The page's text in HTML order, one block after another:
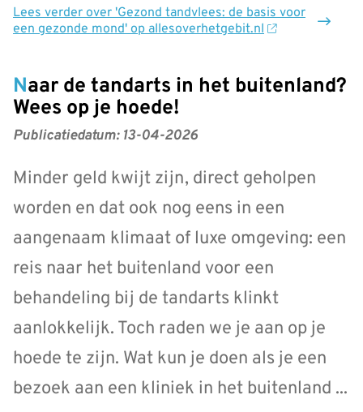
Lees verder over 'Gezond tandvlees: de basis voor
een gezonde mond' op allesoverhetgebit.nl
Naar de tandarts in het buitenland?
Wees op je hoede!
Publicatiedatum: 13-04-2026
Minder geld kwijt zijn, direct geholpen
worden en dat ook nog eens in een
aangenaam klimaat of luxe omgeving: een
reis naar het buitenland voor een
behandeling bij de tandarts klinkt
aanlokkelijk. Toch raden we je aan op je
hoede te zijn. Wat kun je doen als je een
bezoek aan een kliniek in het buitenland ...